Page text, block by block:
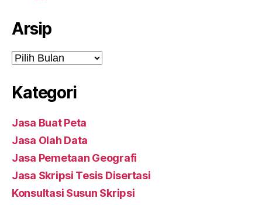
Arsip
Arsip
Kategori
Jasa Buat Peta
Jasa Olah Data
Jasa Pemetaan Geografi
Jasa Skripsi Tesis Disertasi
Konsultasi Susun Skripsi